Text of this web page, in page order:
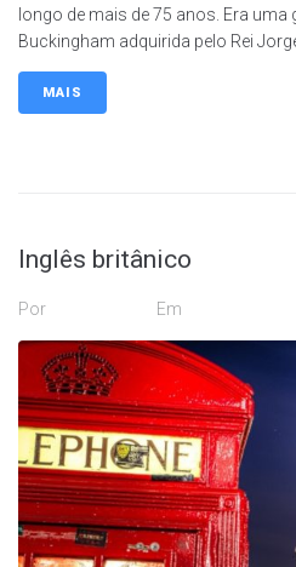
longo de mais de 75 anos. Era uma
Buckingham adquirida pelo Rei Jorge
MAIS
Inglês britânico
Por Em